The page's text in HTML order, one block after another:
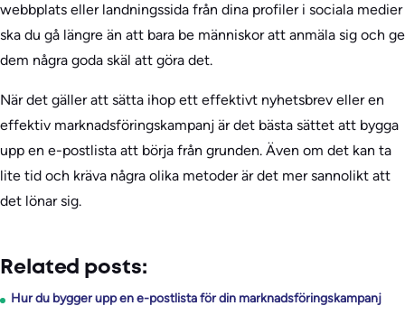
webbplats eller landningssida från dina profiler i sociala medier
ska du gå längre än att bara be människor att anmäla sig och ge
dem några goda skäl att göra det.
När det gäller att sätta ihop ett effektivt nyhetsbrev eller en
effektiv marknadsföringskampanj är det bästa sättet att bygga
upp en e-postlista att börja från grunden. Även om det kan ta
lite tid och kräva några olika metoder är det mer sannolikt att
det lönar sig.
Related posts:
Hur du bygger upp en e-postlista för din marknadsföringskampanj